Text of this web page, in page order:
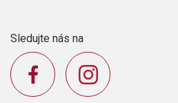
Sledujte nás na